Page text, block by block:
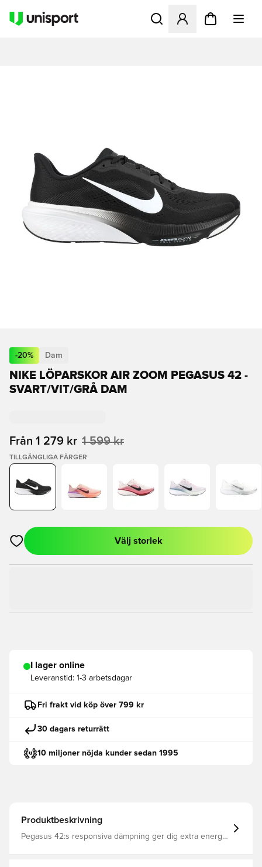
Öppnar en Modal för att
-20% Dam
NIKE LÖPARSKOR AIR ZOOM PEGASUS 42 -
SVART/VIT/GRÅ DAM
Från 1 279 kr 1 599 kr
TILLGÄNGLIGA FÄRGER
Öppnar en Modal för att logga in eller registrera dig som
Välj storlek
I lager online
Leveranstid: 1-3 arbetsdagar
Fri frakt vid köp över 799 kr
30 dagars returrätt
10 miljoner nöjda kunder sedan 1995
Produktbeskrivning
Pegasus 42:s responsiva dämpning ger dig extra energi i